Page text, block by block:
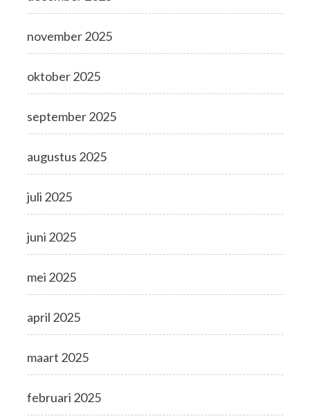
november 2025
oktober 2025
september 2025
augustus 2025
juli 2025
juni 2025
mei 2025
april 2025
maart 2025
februari 2025